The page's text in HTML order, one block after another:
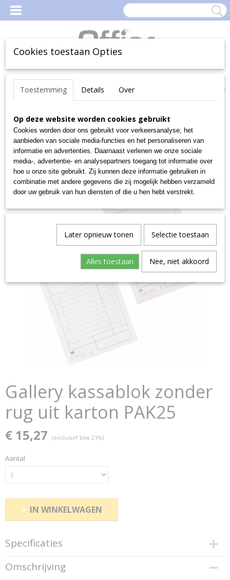
Inloggen Registreren
Uw Winkelwagen
(0)
Home >Kantoorartikelen>Schriften, memo- en schrijfblokken
Registers & Formulieren Bedrijf>Kasboek>Gallery kassablok
zonder rug uit karton PAK25
Gallery kassablok zonder
rug uit karton PAK25
€ 15,27 (exclusief btw 21%)
Aantal
IN WINKELWAGEN
Specificaties
Productcode
CZ
Omschrijving
Cookies toestaan Opties
Toestemming Details Over
Op deze website worden cookies gebruikt
Cookies worden door ons gebruikt voor verkeersanalyse, het
aanbieden van sociale media-functies en het personaliseren van
informatie en advertenties. Daarnaast verlenen we onze sociale
media-, advertentie- en analysepartners toegang tot informatie over
hoe u onze site gebruikt. Zij kunnen deze informatie gebruiken in
combinatie met andere gegevens die zij mogelijk hebben verzameld
door uw gebruik van hun diensten of die u hen hebt verstrekt.
Later opnieuw tonen Selectie toestaan
Alles toestaan Nee, niet akkoord